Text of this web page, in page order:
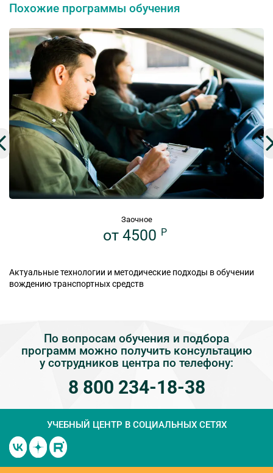
Похожие программы обучения
Заочное
от 4500 P
Актуальные технологии и методические подходы в обучении
вождению транспортных средств
По вопросам обучения и подбора
программ можно получить консультацию
у сотрудников центра по телефону:
8 800 234-18-38
УЧЕБНЫЙ ЦЕНТР В СОЦИАЛЬНЫХ СЕТЯХ